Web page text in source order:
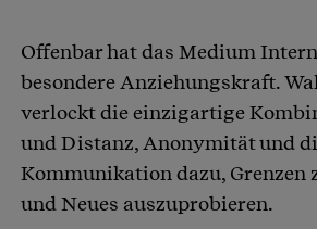
Offenbar hat das Medium
besondere Anziehungskraft.
verlockt die einzigartige
und Distanz, Anonymität und
Kommunikation dazu, Grenzen
und Neues auszuprobieren.